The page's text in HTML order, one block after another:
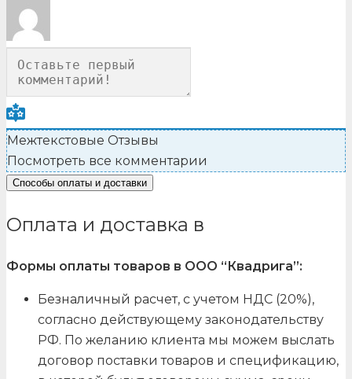
Межтекстовые Отзывы
Посмотреть все комментарии
Способы оплаты и доставки
Оплата и доставка в
Формы оплаты товаров в ООО “Квадрига”:
Безналичный расчет, с учетом НДС (20%),
согласно действующему законодательству
РФ. По желанию клиента мы можем выслать
договор поставки товаров и спецификацию,